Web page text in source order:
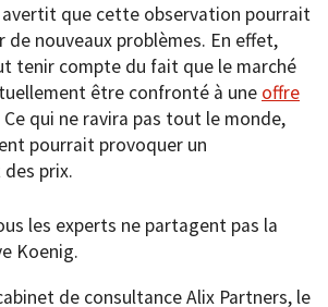
que cette observation pourrait
de nouveaux problèmes. En effet,
tenir compte du fait que le marché
être confronté à une offre
Ce qui ne ravira pas tout le monde,
pourrait provoquer un
prix.
les experts ne partagent pas la
Koenig.
de consultance Alix Partners, le